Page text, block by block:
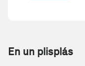
En un plisplás